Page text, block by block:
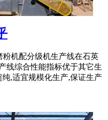
粉机配分级机生产线在石英
线综合性能指标优于其它生
,适宜规模化生产,保证生产